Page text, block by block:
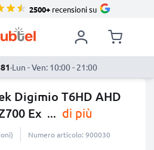
2500+recensioni su
·Lun - Ven: 10:00 - 21:00
Digimio T6HD AHD
Ex ... di più
Numero articolo: 900030